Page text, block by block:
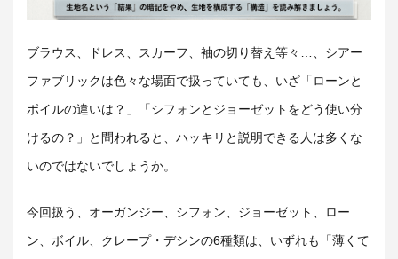
ブラウス、ドレス、スカーフ、袖の切り替え等々…、シアー
ファブリックは色々な場面で扱っていても、いざ「ローンと
ボイルの違いは？」「シフォンとジョーゼットをどう使い分
けるの？」と問われると、ハッキリと説明できる人は多くな
いのではないでしょうか。
今回扱う、オーガンジー、シフォン、ジョーゼット、ロー
ン、ボイル、クレープ・デシンの6種類は、いずれも「薄くて